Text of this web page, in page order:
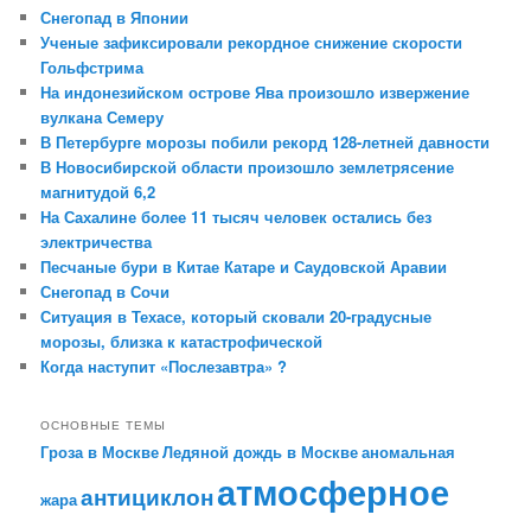
Снегопад в Японии
Ученые зафиксировали рекордное снижение скорости
Гольфстрима
На индонезийском острове Ява произошло извержение
вулкана Семеру
В Петербурге морозы побили рекорд 128-летней давности
В Новосибирской области произошло землетрясение
магнитудой 6,2
На Сахалине более 11 тысяч человек остались без
электричества
Песчаные бури в Китае Катаре и Саудовской Аравии
Снегопад в Сочи
Ситуация в Техасе, который сковали 20-градусные
морозы, близка к катастрофической
Когда наступит «Послезавтра» ?
ОСНОВНЫЕ ТЕМЫ
Гроза в МосквеЛедяной дождь в Москвеаномальная
жараантициклонатмосферное